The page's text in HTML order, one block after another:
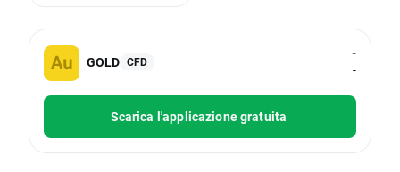
GOLD CFD
-
-
Scarica l'applicazione gratuita